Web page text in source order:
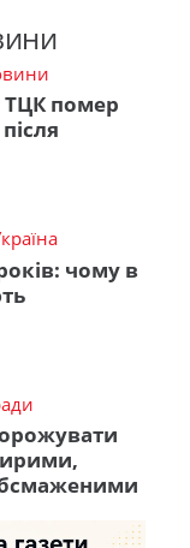
ТЦК помер
чому в